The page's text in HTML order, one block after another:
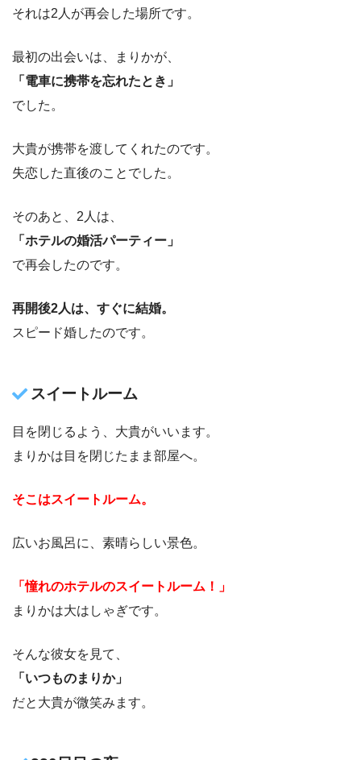
それは2人が再会した場所です。
最初の出会いは、まりかが、
「電車に携帯を忘れたとき」
でした。
大貴が携帯を渡してくれたのです。
失恋した直後のことでした。
そのあと、2人は、
「ホテルの婚活パーティー」
で再会したのです。
再開後2人は、すぐに結婚。
スピード婚したのです。
スイートルーム
目を閉じるよう、大貴がいいます。
まりかは目を閉じたまま部屋へ。
そこはスイートルーム。
広いお風呂に、素晴らしい景色。
「憧れのホテルのスイートルーム！」
まりかは大はしゃぎです。
そんな彼女を見て、
「いつものまりか」
だと大貴が微笑みます。